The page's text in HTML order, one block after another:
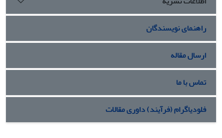
راهنمای نویسندگان
ارسال مقاله
تماس با ما
فلودیاگرام (فرآیند) داوری مقالات